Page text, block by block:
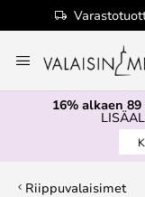
to
Content
16% alkaen 89
Riippuvalaisimet